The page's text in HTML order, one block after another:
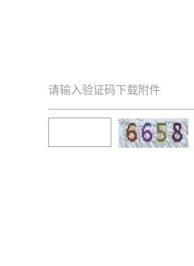
请输入验证码下载附件